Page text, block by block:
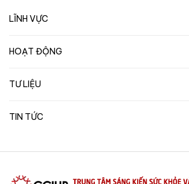
LĨNH VỰC
HOẠT ĐỘNG
TƯ LIỆU
TIN TỨC